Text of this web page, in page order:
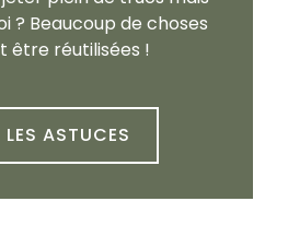
? Beaucoup de choses
être réutilisées !
ASTUCES